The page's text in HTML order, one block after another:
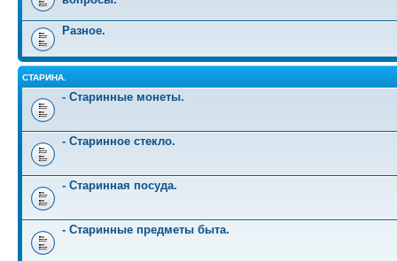
Разное.
СТАРИНА.
- Старинные монеты.
- Старинное стекло.
- Старинная посуда.
- Старинные предметы быта.